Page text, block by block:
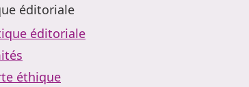
éditoriale
éditoriale
éthique